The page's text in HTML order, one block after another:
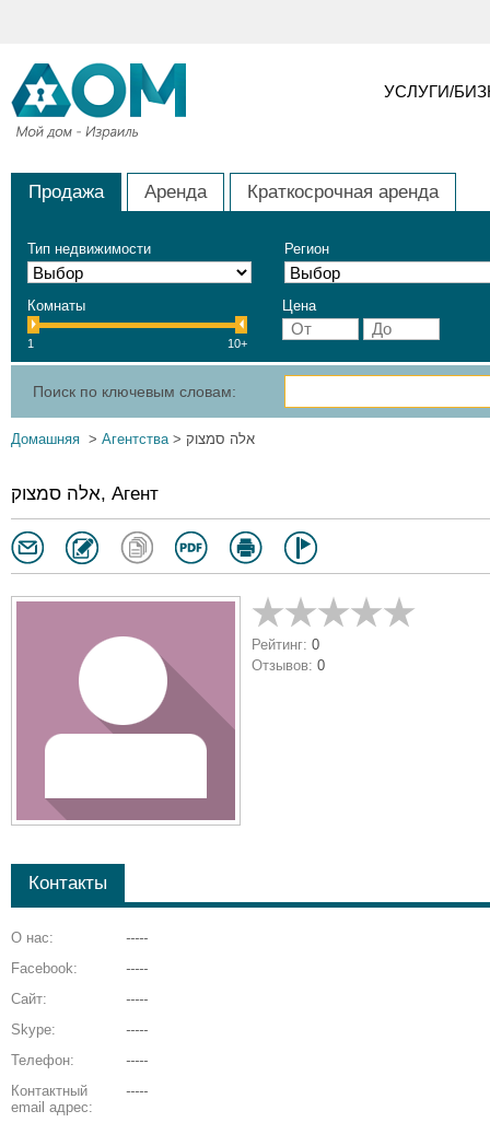
УСЛУГИ/
Продажа Аренда Краткосрочная аренда
Тип недвижимости Регион
Комнаты
1 10+
Цена
Поиск по ключевым словам:
Домашняя > Агентства > אלה סמצוק
אלה סמצוק, Агент
Рейтинг: 0
Отзывов: 0
Контакты
О нас:
-----
Facebook:
-----
Сайт:
-----
Skype:
-----
Телефон:
-----
Контактный
email адрес:
-----